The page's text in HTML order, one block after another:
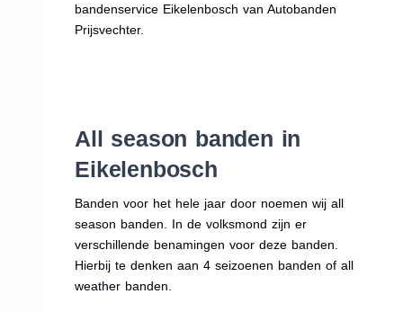
bandenservice Eikelenbosch van Autobanden
Prijsvechter.
All season banden in
Eikelenbosch
Banden voor het hele jaar door noemen wij all
season banden. In de volksmond zijn er
verschillende benamingen voor deze banden.
Hierbij te denken aan 4 seizoenen banden of all
weather banden.